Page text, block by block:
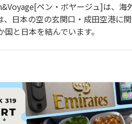
ペン・ボヤージュ]は、海
、日本の空の玄関口・成田空港に
国と日本を結んでいます。